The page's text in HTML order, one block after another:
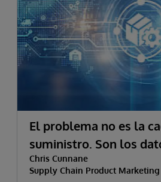
El problema no es la
suministro. Son los
Chris Cunnane
Supply Chain Product